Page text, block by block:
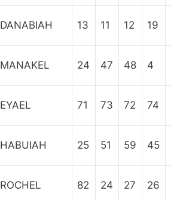
DANABIAH 13 11 12 19
MANAKEL 24 47 48 4
EYAEL 71 73 72 74
HABUIAH 25 51 59 45
ROCHEL 82 24 27 26